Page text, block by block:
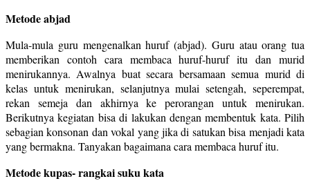
Metode abjad
Mula-mula guru mengenalkan huruf (abjad). Guru atau orang tua
memberikan contoh cara membaca huruf-huruf itu dan murid
menirukannya. Awalnya buat secara bersamaan semua murid di
kelas untuk menirukan, selanjutnya mulai setengah, seperempat,
rekan semeja dan akhirnya ke perorangan untuk menirukan.
Berikutnya kegiatan bisa di lakukan dengan membentuk kata. Pilih
sebagian konsonan dan vokal yang jika di satukan bisa menjadi kata
yang bermakna. Tanyakan bagaimana cara membaca huruf itu.
Metode kupas- rangkai suku kata